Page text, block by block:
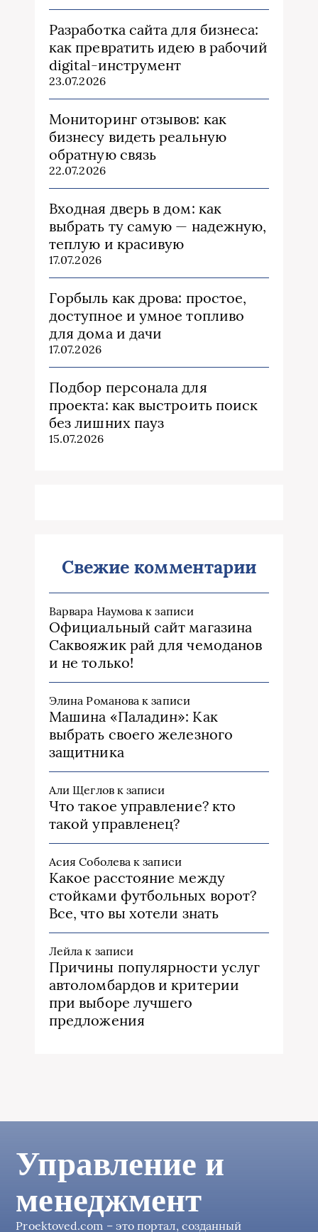
Разработка сайта для бизнеса:
как превратить идею в рабочий
digital-инструмент
23.07.2026
Мониторинг отзывов: как
бизнесу видеть реальную
обратную связь
22.07.2026
Входная дверь в дом: как
выбрать ту самую — надежную,
теплую и красивую
17.07.2026
Горбыль как дрова: простое,
доступное и умное топливо
для дома и дачи
17.07.2026
Подбор персонала для
проекта: как выстроить поиск
без лишних пауз
15.07.2026
Свежие комментарии
Варвара Наумова к записи
Официальный сайт магазина
Саквояжик рай для чемоданов
и не только!
Элина Романова к записи
Машина «Паладин»: Как
выбрать своего железного
защитника
Али Щегловк записи
Что такое управление? кто
такой управленец?
Асия Соболева к записи
Какое расстояние между
стойками футбольных ворот?
Все, что вы хотели знать
Лейла к записи
Причины популярности услуг
автоломбардов и критерии
при выборе лучшего
предложения
Управление и
менеджмент
Proektoved.com – это портал, созданный